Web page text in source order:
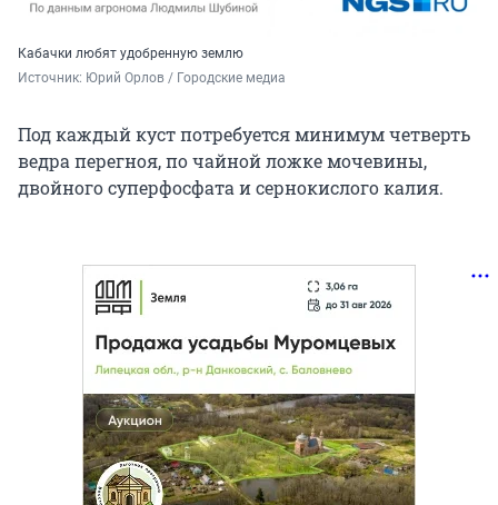
Кабачки любят удобренную землю
Источник: Юрий Орлов / Городские медиа
Под каждый куст потребуется минимум четверть
ведра перегноя, по чайной ложке мочевины,
двойного суперфосфата и сернокислого калия.